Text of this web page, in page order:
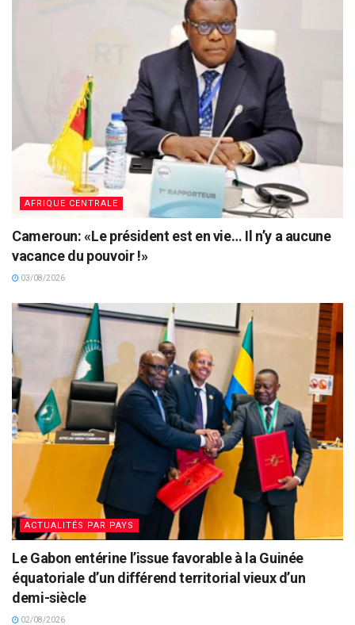
AFRIQUE CENTRALE
Cameroun: «Le président est en vie… Il n’y a aucune
vacance du pouvoir !»
03/08/2026
ACTUALITÉS PAR PAYS
Le Gabon entérine l’issue favorable à la Guinée
équatoriale d’un différend territorial vieux d’un
demi-siècle
02/08/2026